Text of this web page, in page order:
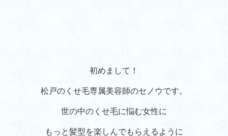
初めまして！
松戸のくせ毛専属美容師のセノウです。
世の中のくせ毛に悩む女性に
もっと髪型を楽しんでもらえるように